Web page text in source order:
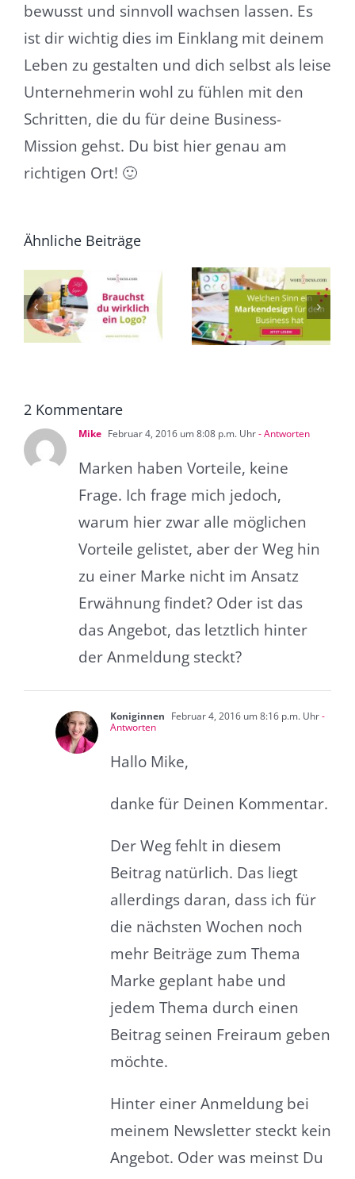
bewusst und sinnvoll wachsen lassen. Es
ist dir wichtig dies im Einklang mit deinem
Leben zu gestalten und dich selbst als leise
Unternehmerin wohl zu fühlen mit den
Schritten, die du für deine Business-
Mission gehst. Du bist hier genau am
richtigen Ort! 🙂
Ähnliche Beiträge
Welchen Sinn ein
Markendesign für
dein Business hat
als Introvertierte
4 wirkungsvolle
Tipps, um Deine
Webgrafiken zu
gestalten!
2 Kommentare
Mike Februar 4, 2016 um 8:08 p.m. Uhr- Antworten
Marken haben Vorteile, keine
Frage. Ich frage mich jedoch,
warum hier zwar alle möglichen
Vorteile gelistet, aber der Weg hin
zu einer Marke nicht im Ansatz
Erwähnung findet? Oder ist das
das Angebot, das letztlich hinter
der Anmeldung steckt?
Koniginnen Februar 4, 2016 um 8:16 p.m. Uhr-
Antworten
Hallo Mike,
danke für Deinen Kommentar.
Der Weg fehlt in diesem
Beitrag natürlich. Das liegt
allerdings daran, dass ich für
die nächsten Wochen noch
mehr Beiträge zum Thema
Marke geplant habe und
jedem Thema durch einen
Beitrag seinen Freiraum geben
möchte.
Hinter einer Anmeldung bei
meinem Newsletter steckt kein
Angebot. Oder was meinst Du